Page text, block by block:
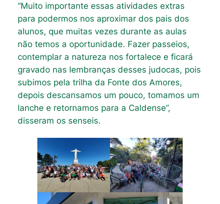
“Muito importante essas atividades extras
para podermos nos aproximar dos pais dos
alunos, que muitas vezes durante as aulas
não temos a oportunidade. Fazer passeios,
contemplar a natureza nos fortalece e ficará
gravado nas lembranças desses judocas, pois
subimos pela trilha da Fonte dos Amores,
depois descansamos um pouco, tomamos um
lanche e retornamos para a Caldense”,
disseram os senseis.